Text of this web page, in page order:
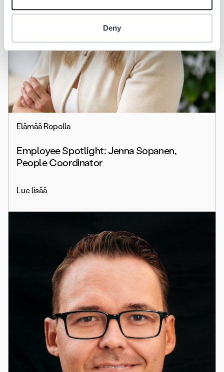
Deny
Elämää Ropolla
Employee Spotlight: Jenna Sopanen,
People Coordinator
Lue lisää